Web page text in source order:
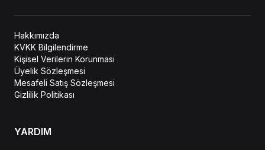
Hakkımızda
KVKK Bilgilendirme
Kişisel Verilerin Korunması
Üyelik Sözleşmesi
Mesafeli Satış Sözleşmesi
Gizlilik Politikası
YARDIM